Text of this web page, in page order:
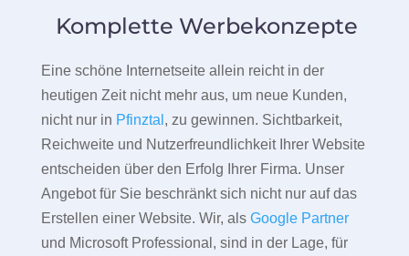
Komplette Werbekonzepte
Eine schöne Internetseite allein reicht in der
heutigen Zeit nicht mehr aus, um neue Kunden,
nicht nur in Pfinztal , zu gewinnen. Sichtbarkeit,
Reichweite und Nutzerfreundlichkeit Ihrer Website
entscheiden über den Erfolg Ihrer Firma. Unser
Angebot für Sie beschränkt sich nicht nur auf das
Erstellen einer Website. Wir, als Google Partner
und Microsoft Professional, sind in der Lage, für